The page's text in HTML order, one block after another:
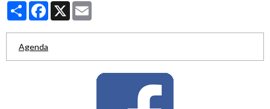
PartagerFacebook
X
Agenda